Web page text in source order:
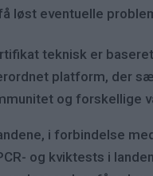
løst eventuelle
teknisk er
platform, der
og forskellige
i forbindelse
og kviktests i